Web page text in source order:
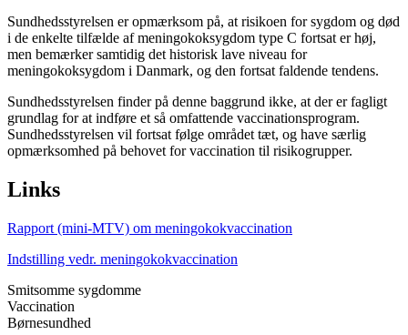
Sundhedsstyrelsen er opmærksom på, at risikoen for sygdom og død
i de enkelte tilfælde af meningokoksygdom type C fortsat er høj,
men bemærker samtidig det historisk lave niveau for
meningokoksygdom i Danmark, og den fortsat faldende tendens.
Sundhedsstyrelsen finder på denne baggrund ikke, at der er fagligt
grundlag for at indføre et så omfattende vaccinationsprogram.
Sundhedsstyrelsen vil fortsat følge området tæt, og have særlig
opmærksomhed på behovet for vaccination til risikogrupper.
Links
Rapport (mini-MTV) om meningokokvaccination
Indstilling vedr. meningokokvaccination
Smitsomme sygdomme
Vaccination
Børnesundhed